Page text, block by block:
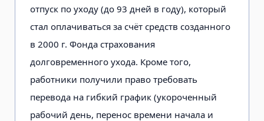
отпуск по уходу (до 93 дней в году), который
стал оплачиваться за счёт средств созданного
в 2000 г. Фонда страхования
долговременного ухода. Кроме того,
работники получили право требовать
перевода на гибкий график (укороченный
рабочий день, перенос времени начала и